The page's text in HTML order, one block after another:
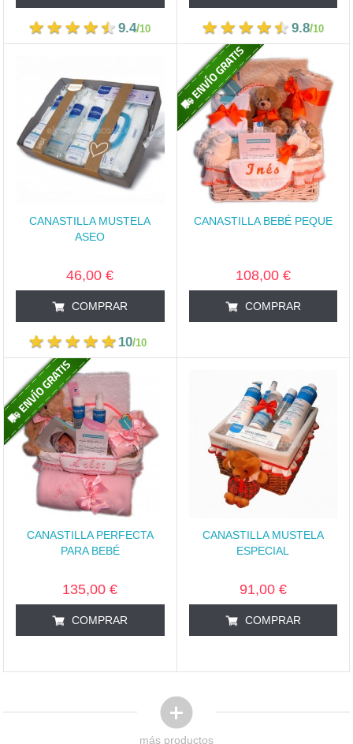
9.4/10 9.8/10
CANASTILLA MUSTELA
ASEO
46,00 €
COMPRAR
10/10
CANASTILLA BEBÉ PEQUE
108,00 €
COMPRAR
CANASTILLA PERFECTA
PARA BEBÉ
135,00 €
COMPRAR
CANASTILLA MUSTELA
ESPECIAL
91,00 €
COMPRAR
más productos